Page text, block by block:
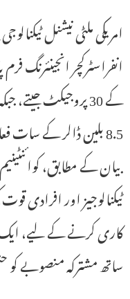
امریکی ملٹی نیشنل
کے 30 پروجیکٹ
8.5 بلین ڈالر کے
بیان کے مطابق،
کاری کرنے کے لیے، ایک
ساتھ مشترکہ منصوبے